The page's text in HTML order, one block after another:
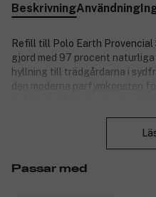
BeskrivningAnvändning
Refill till Polo Earth
gjord med 97 procent
hyllning till trädgårdarna i
den moderna parfymkonsten
De intensiva noterna av örter
fruktiga och blommiga noter av
Passar med